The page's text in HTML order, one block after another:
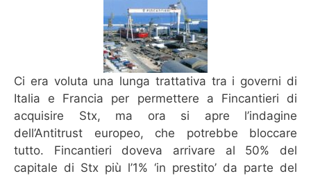
Ci era voluta una lunga trattativa tra i governi di
Italia e Francia per permettere a Fincantieri di
acquisire Stx, ma ora si apre l’indagine
dell’Antitrust europeo, che potrebbe bloccare
tutto. Fincantieri doveva arrivare al 50% del
capitale di Stx più l’1% ‘in prestito’ da parte del